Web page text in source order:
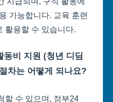
가능합니다. 교육 훈련
활용할 수 있습니다.
동비 지원 (청년 디딤
차는 어떻게 되나요?
할 수 있으며, 정부24